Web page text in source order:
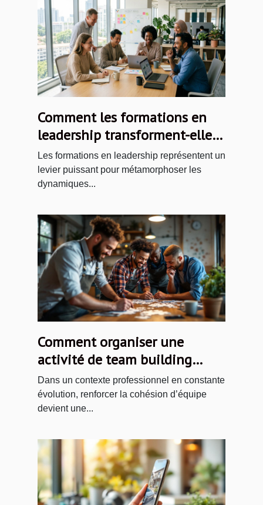
Comment les formations en
leadership transforment-elles
les équipes ?
Les formations en leadership représentent un
levier puissant pour métamorphoser les
dynamiques...
Comment organiser une
activité de team building
inoubliable dans un jeu
d'évasion ?
Dans un contexte professionnel en constante
évolution, renforcer la cohésion d’équipe
devient une...